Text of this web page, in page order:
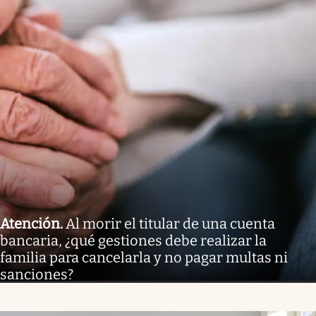
Atención.Al morir el titular de una cuenta
bancaria, ¿qué gestiones debe realizar la
familia para cancelarla y no pagar multas ni
sanciones?